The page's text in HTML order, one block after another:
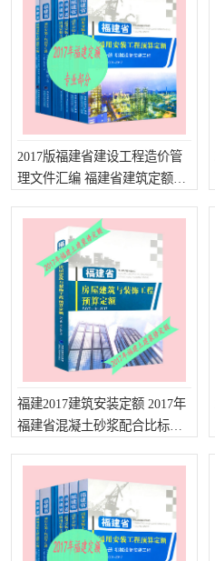
2017版福建省建设工程造价管
理文件汇编 福建省建筑定额计
福建2017建筑安装定额 2017年
福建省混凝土砂浆配合比标准
额
四川省清单计价定额